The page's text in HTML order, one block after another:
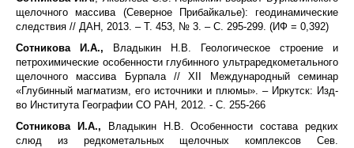
щелочного массива (Северное Прибайкалье): геодинамические
следствия // ДАН, 2013. – Т. 453, № 3. – С. 295-299. (ИФ = 0,392)
Сотникова И.А., Владыкин Н.В. Геологическое строение и
петрохимические особенности глубинного ультраредкометального
щелочного массива Бурпала // XII Международный семинар
«Глубинный магматизм, его источники и плюмы». – Иркутск: Изд-
во Института Географии СО РАН, 2012. - С. 255-266
Сотникова И.А., Владыкин Н.В. Особенности состава редких
слюд из редкометальных щелочных комплексов Сев.